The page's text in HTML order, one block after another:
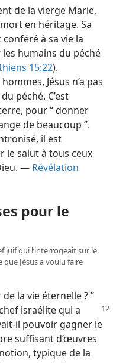
de la vierge Marie,
mort en héritage. Sa
à sa vie la
humains du péché
15:22).
Jésus n’a pas
péché. C’est
pour “ donner
de beaucoup ”.
il est
le salut à tous ceux
— Révélation
pour le
juif qui l’interrogeait sur le
que Jésus a voulu faire
la vie éternelle ? ”
chef israélite qui a
​il pouvoir gagner le
suffisant d’œuvres
typique de la